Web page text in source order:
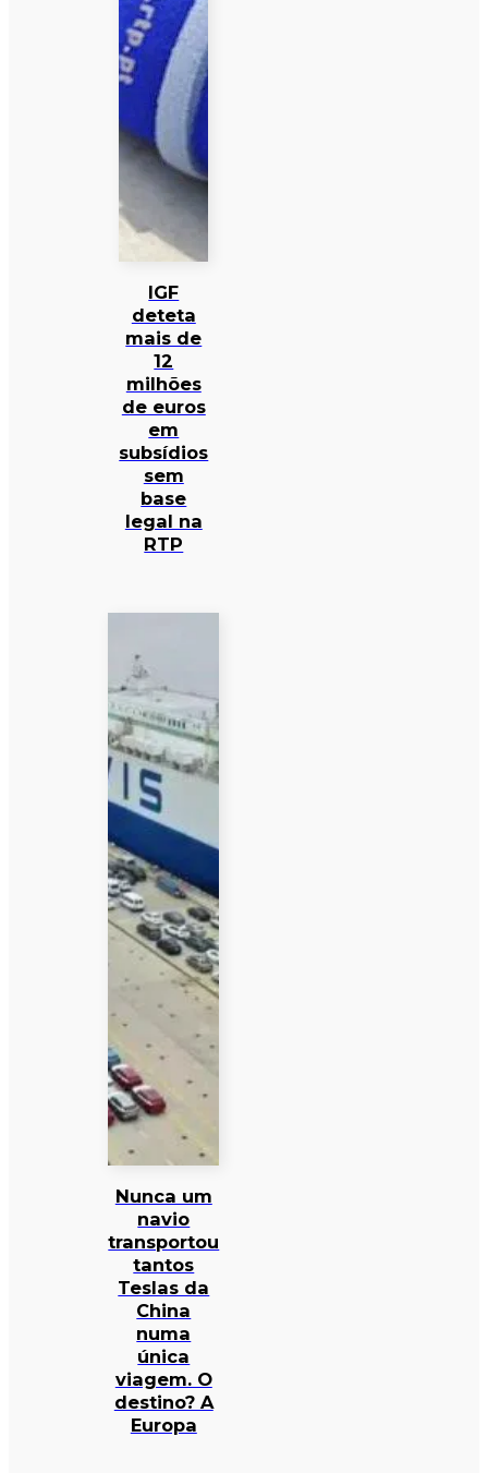
IGF
deteta
mais de
12
milhões
de euros
em
subsídios
sem
base
legal na
RTP
Nunca um
navio
transportou
tantos
Teslas da
China
numa
única
viagem. O
destino? A
Europa